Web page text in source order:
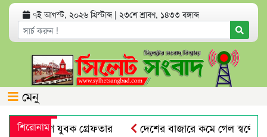
৭ই আগস্ট, ২০২৬ খ্রিস্টাব্দ | ২৩শে শ্রাবণ, ১৪৩৩ বঙ্গাব্দ
মেনু
শিরোনাম
অভিযোগে যুবক গ্রেফতার
দেশের বাজারে কমে গেল স্বর্ণের